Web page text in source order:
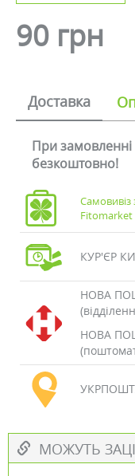
90 грн
Доставка
При замовленні
безкоштовно!
Самовивіз
Fitomarket
КУР'ЄР
НОВА
НОВА
МОЖУТЬ